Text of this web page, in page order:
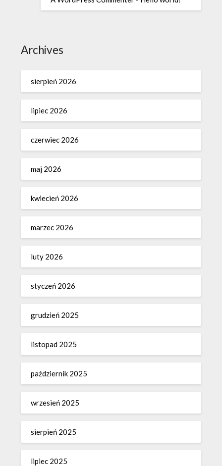
Archives
sierpień 2026
lipiec 2026
czerwiec 2026
maj 2026
kwiecień 2026
marzec 2026
luty 2026
styczeń 2026
grudzień 2025
listopad 2025
październik 2025
wrzesień 2025
sierpień 2025
lipiec 2025